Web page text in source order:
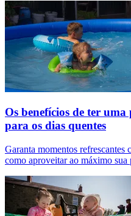
Os benefícios de ter
para os dias quentes
Garanta momentos refrescantes
como aproveitar ao máximo